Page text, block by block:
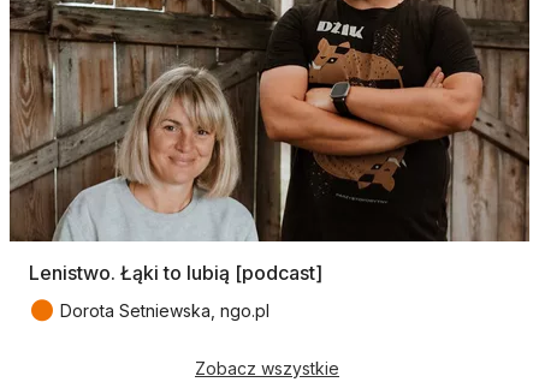
Lenistwo. Łąki to lubią [podcast]
● Dorota Setniewska, ngo.pl
Zobacz wszystkie